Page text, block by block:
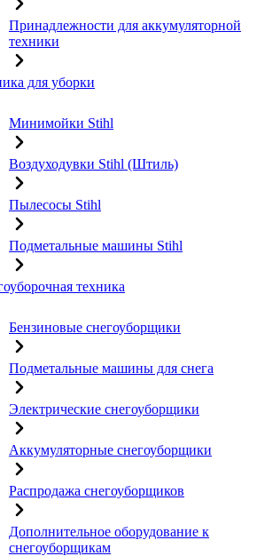
Принадлежности для аккумуляторной
техники
для уборки
Минимойки Stihl
Воздуходувки Stihl (Штиль)
Пылесосы Stihl
Подметальные машины Stihl
техника
Бензиновые снегоуборщики
Подметальные машины для снега
Электрические снегоуборщики
Аккумуляторные снегоуборщики
Распродажа снегоуборщиков
Дополнительное оборудование к
снегоуборщикам